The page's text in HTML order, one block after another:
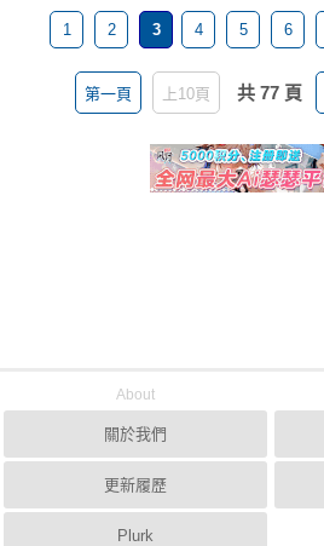
1 2 3 4 5 6
第一頁 上10頁 共 77 頁
About
關於我們
更新履歷
Plurk